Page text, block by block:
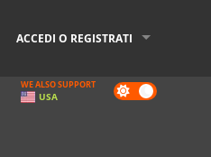
ACCEDI O REGISTRATI
Dark
mode
WE ALSO SUPPORT
USA